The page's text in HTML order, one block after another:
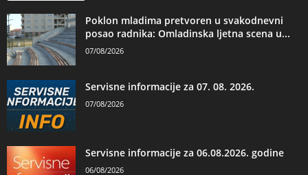
Poklon mladima pretvoren u svakodnevni
posao radnika: Omladinska ljetna scena u...
07/08/2026
Servisne informacije za 07. 08. 2026.
07/08/2026
Servisne informacije za 06.08.2026. godine
06/08/2026